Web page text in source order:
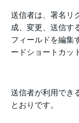
送信者は、署名リ
成、変更、送信す
フィールドを編集
ードショートカッ
送信者が利用でき
とおりです。